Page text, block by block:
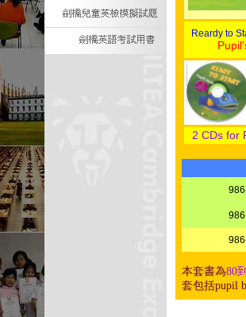
Reardy to
2 CDs for
本套書為80
套包括pupil